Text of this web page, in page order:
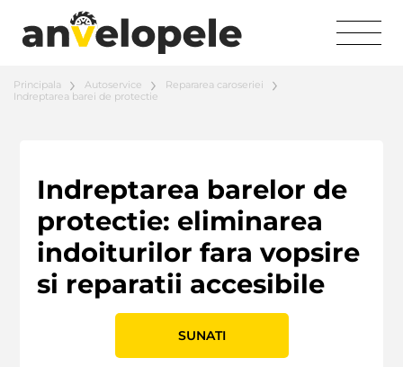
Principala Autoservice
Repararea caroseriei
Indreptarea barei de protectie
Indreptarea barelor de
protectie: eliminarea
indoiturilor fara vopsire
si reparatii accesibile
SUNATI